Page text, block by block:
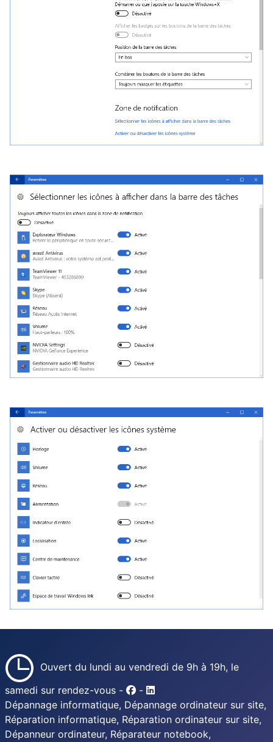
Ouvert du lundi au vendredi de 9h à 19h, le
samedi sur rendez-vous -
-
Dépannage informatique, Dépannage ordinateur sur site,
Réparation informatique, Réparation ordinateur sur site,
Dépanneur ordinateur, Réparateur notebook,